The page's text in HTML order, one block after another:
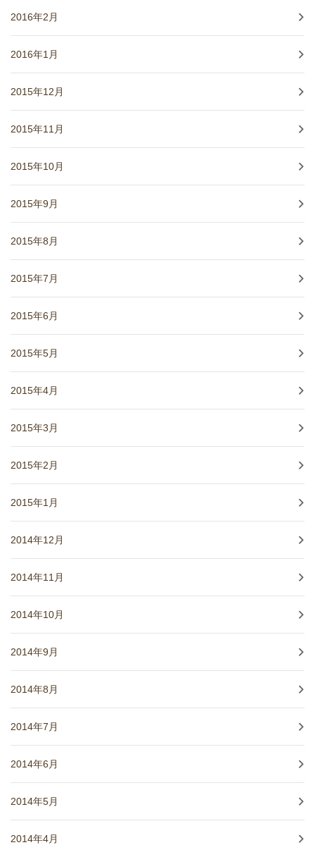
2016年2月
2016年1月
2015年12月
2015年11月
2015年10月
2015年9月
2015年8月
2015年7月
2015年6月
2015年5月
2015年4月
2015年3月
2015年2月
2015年1月
2014年12月
2014年11月
2014年10月
2014年9月
2014年8月
2014年7月
2014年6月
2014年5月
2014年4月